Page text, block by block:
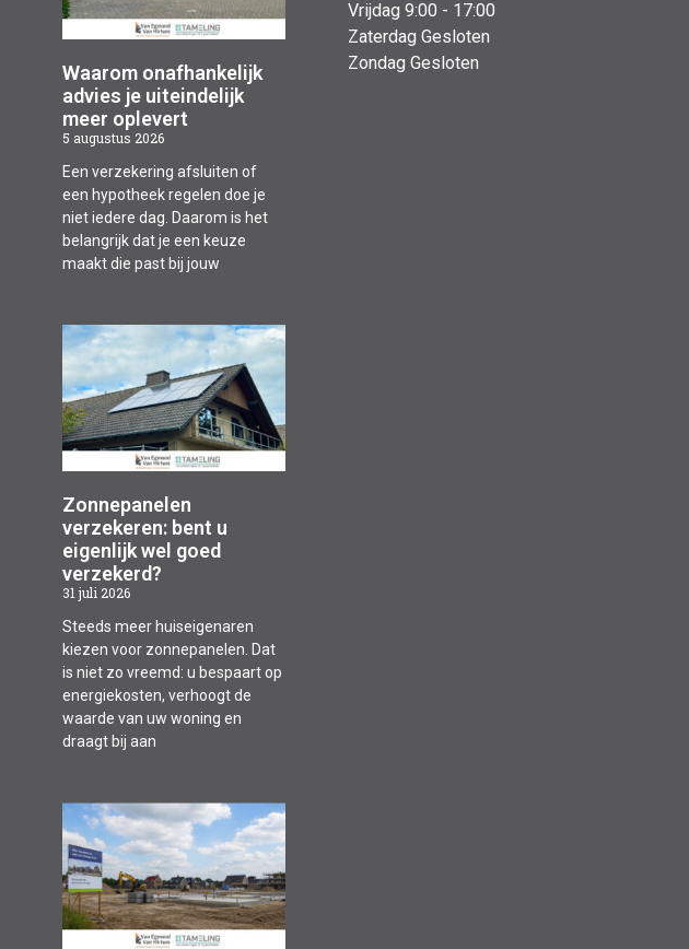
Waarom onafhankelijk
advies je uiteindelijk
meer oplevert
5 augustus 2026
Een verzekering afsluiten of
een hypotheek regelen doe je
niet iedere dag. Daarom is het
belangrijk dat je een keuze
maakt die past bij jouw
Zonnepanelen
verzekeren: bent u
eigenlijk wel goed
verzekerd?
31 juli 2026
Steeds meer huiseigenaren
kiezen voor zonnepanelen. Dat
is niet zo vreemd: u bespaart op
energiekosten, verhoogt de
waarde van uw woning en
draagt bij aan
Vrijdag 9:00 - 17:00
Zaterdag Gesloten
Zondag Gesloten